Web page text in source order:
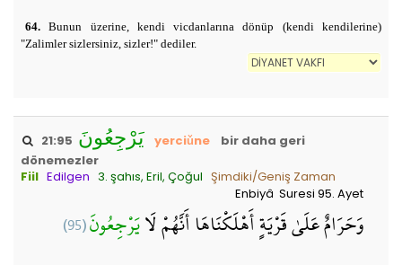
64.Bunun üzerine, kendi vicdanlarına dönüp (kendi kendilerine)
"Zalimler sizlersiniz, sizler!" dediler.
21:95 يَرْجِعُونَ yerciǔne
bir daha geri
dönemezler
Fiil Edilgen 3. şahıs, Eril, Çoğul Şimdiki/Geniş Zaman
Enbiyâ Suresi 95. Ayet
وَحَرَامٌ عَلَىٰ قَرْيَةٍ أَهْلَكْنَاهَا أَنَّهُمْ لَايَرْجِعُونَ(95)